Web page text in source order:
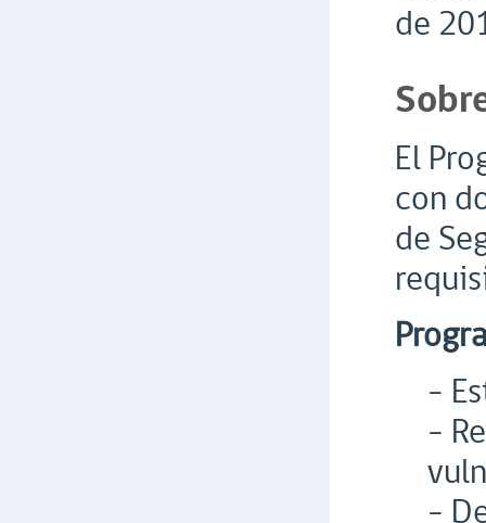
de
El
con
de
-
-
-